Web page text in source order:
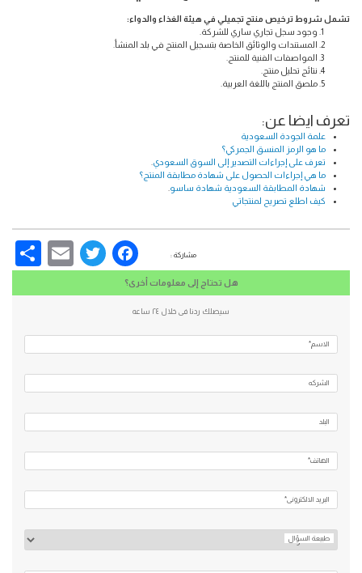
تشمل شروط ترخيص منتج تجميلي في هيئة الغذاء والدواء:
وجود سجل تجاري ساري للشركة.
المستندات والوثائق الخاصة بتسجيل المنتج في بلد المنشأ.
المواصفات الفنية للمنتج.
نتائج تحليل منتج.
ملصق المنتج باللغة العربية.
تعرف ايضا عن:
علمة الجودة السعودية
ما هو الرمز المنسق الجمركي؟
تعرف على إجراءات التصدير إلى السوق السعودي.
ما هي إجراءات الحصول على شهادة مطابقة المنتج؟
شهادة المطابقة السعودية شهادة ساسو.
كيف اطلع تصريح لمنتجاتي
مشاركة : Facebook
Twitter
هل تحتاج إلى معلومات أخرى؟
سيصلك ردنا فى خلال ٢٤ ساعه
الاسم*
الشركه
الهاتف*
البريد الالكتروني*
طبيعة السؤال